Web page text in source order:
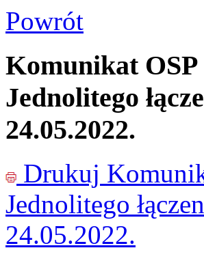
Powrót
Komunikat OSP
Jednolitego
24.05.2022.
Drukuj
Jednolitego
24.05.2022.